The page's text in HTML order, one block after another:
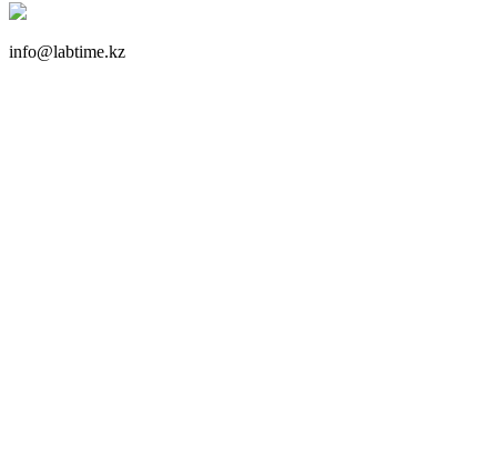
info@labtime.kz